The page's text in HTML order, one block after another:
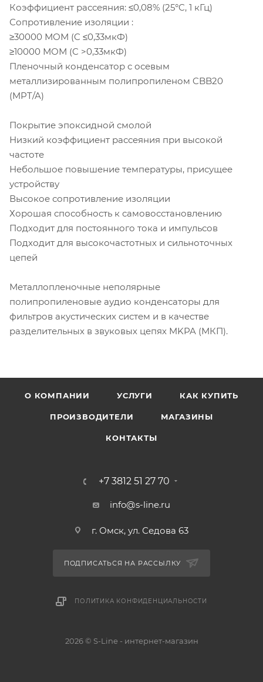
Коэффициент рассеяния: ≤0,08% (25°C, 1 кГц)
Сопротивление изоляции :
≥30000 МОМ (C ≤0,33мкФ)
≥10000 МОМ (C >0,33мкФ)
Пленочный конденсатор с осевым
металлизированным полипропиленом CBB20
(MPT/A)
Покрытие эпоксидной смолой
Низкий коэффициент рассеяния при высокой
частоте
Небольшое повышение температуры, присущее
устройству
Высокое сопротивление изоляции
Хорошая способность к самовосстановлению
Подходит для постоянного тока и импульсов
Подходит для высокочастотных и сильноточных
цепей
Металлопленочные неполярные
полипропиленовые аудио конденсаторы для
фильтров акустических систем и в качестве
разделительных в звуковых цепях MKPA (МКП).
О КОМПАНИИ УСЛУГИ КАК КУПИТЬ
ПРОИЗВОДИТЕЛИ МАГАЗИНЫ
КОНТАКТЫ
+7 3812 51 27 70
info@s-line.ru
г. Омск, ул. Седова 63
ПОДПИСАТЬСЯ НА РАССЫЛКУ
ПОЛИТИКА КОНФИДЕНЦИАЛЬНОСТИ
2026 © S-Line - интернет-магазин